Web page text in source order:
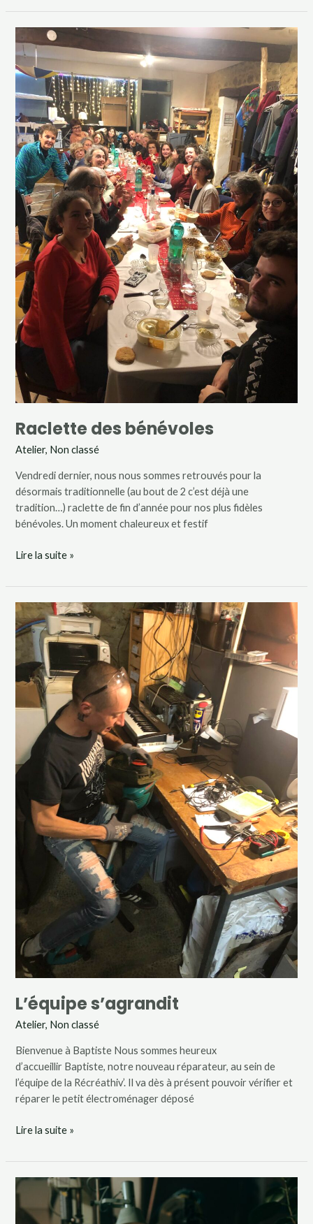
Raclette des bénévoles
Atelier, Non classé
Vendredi dernier, nous nous sommes retrouvés pour la
désormais traditionnelle (au bout de 2 c’est déjà une
tradition…) raclette de fin d’année pour nos plus fidèles
bénévoles. Un moment chaleureux et festif
Raclette
des
bénévoles
Lire la suite »
L’équipe s’agrandit
Atelier, Non classé
Bienvenue à Baptiste Nous sommes heureux
d’accueillir Baptiste, notre nouveau réparateur, au sein de
l’équipe de la Récréathiv’. Il va dès à présent pouvoir vérifier et
réparer le petit électroménager déposé
L’équipe
s’agrandit
Lire la suite »
Recrutement
l’atelier